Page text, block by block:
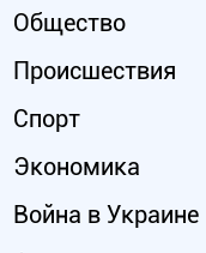
Общество
Происшествия
Спорт
Экономика
Война в Украине